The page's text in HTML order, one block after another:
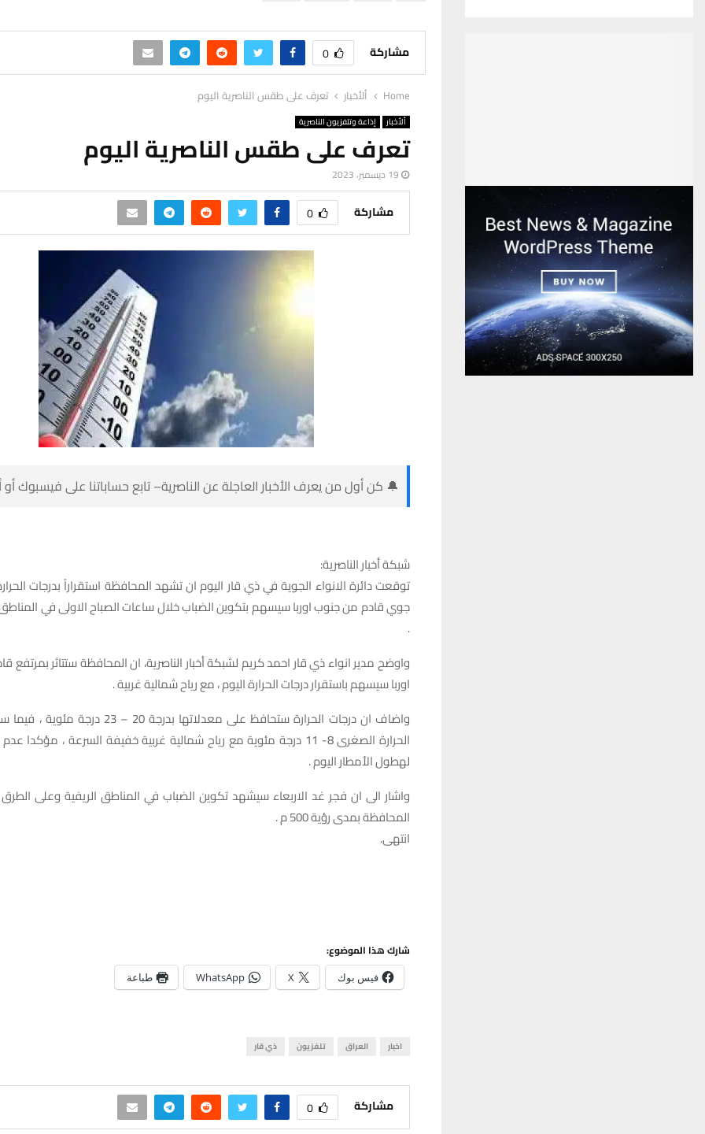
مشاركة 0
Home ألأخبار تعرف على طقس الناصرية اليوم
ألأخبار إذاعة وتلفزيون الناصرية
تعرف على طقس الناصرية اليوم
19 ديسمبر، 2023
مشاركة 0
🔔 كن أول من يعرف الأخبار العاجلة عن الناصرية– تابع حساباتنا على فيسبوك
شبكة أخبار الناصرية:
توقعت دائرة الانواء الجوية في ذي قار اليوم ان تشهد المحافظة استقراراً بدرجات
جوي قادم من جنوب اوربا سيسهم بتكوين الضباب خلال ساعات الصباح الاولى في
.
واوضح مدير انواء ذي قار احمد كريم لشبكة أخبار الناصرية، ان المحافظة ستتاثر
اوربا سيسهم باستقرار درجات الحرارة اليوم ، مع رياح شمالية غربية .
واضاف ان درجات الحرارة ستحافظ على معدلاتها بدرجة
الحرارة الصغرى 8- 11 درجة مئوية مع رياح شمالية غربية خفيفة السرعة ،
لهطول الأمطار اليوم .
واشار الى ان فجر غد الاربعاء سيشهد تكوين الضباب في المناطق الريفية وعلى الطرق
المحافظة بمدى رؤية 500 م .
انتهى.
شارك هذا الموضوع:
فيس بوك X
WhatsApp طباعة
اخبار العراق تلفزيون ذي قار
مشاركة 0